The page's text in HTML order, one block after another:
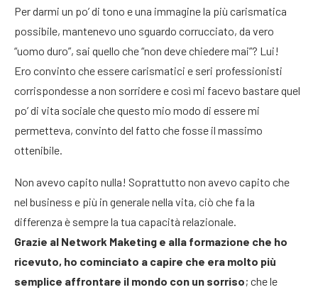
Per darmi un po’ di tono e una immagine la più carismatica
possibile, mantenevo uno sguardo corrucciato, da vero
“uomo duro”, sai quello che “non deve chiedere mai”? Lui!
Ero convinto che essere carismatici e seri professionisti
corrispondesse a non sorridere e così mi facevo bastare quel
po’ di vita sociale che questo mio modo di essere mi
permetteva, convinto del fatto che fosse il massimo
ottenibile.
Non avevo capito nulla! Soprattutto non avevo capito che
nel business e più in generale nella vita, ciò che fa la
differenza è sempre la tua capacità relazionale.
Grazie al Network Maketing e alla formazione che ho
ricevuto, ho cominciato a capire che era molto più
semplice affrontare il mondo con un sorriso; che le